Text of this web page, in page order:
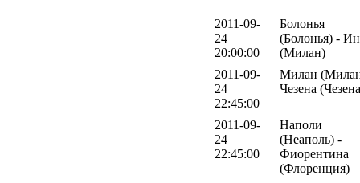
2011-09-
24
20:00:00
Болонья
(Болонья) -
(Милан)
2011-09-
24
22:45:00
Милан
Чезена
2011-09-
24
22:45:00
Наполи
(Неаполь) -
Фиорентина
(Флоренция)